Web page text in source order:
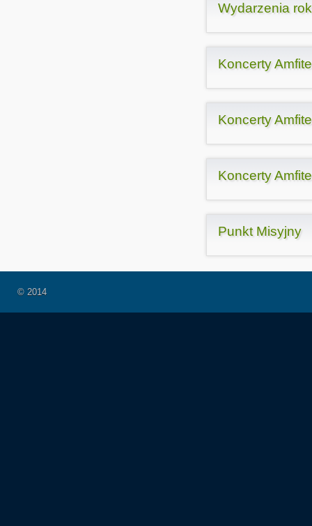
Wydarzenia
Koncerty
Koncerty
Koncerty
Punkt Misyjny
© 2014